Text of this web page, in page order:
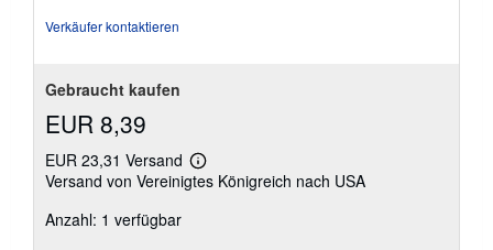
Verkäufer kontaktieren
Gebraucht kaufen
EUR 8,39
EUR 23,31 Versand
Weitere
Informationen
Versand von Vereinigtes Königreich nach USA
Anzahl: 1 verfügbar